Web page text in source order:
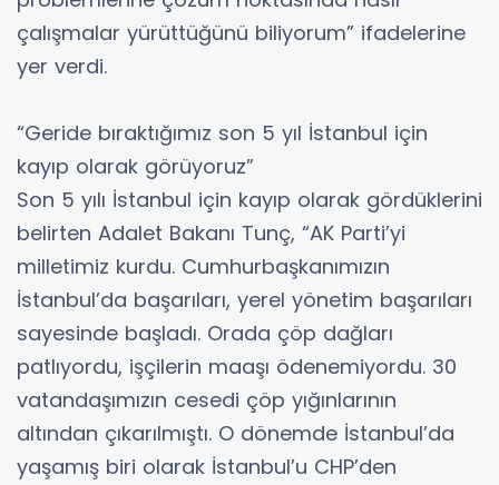
çalışmalar yürüttüğünü biliyorum” ifadelerine
yer verdi.
“Geride bıraktığımız son 5 yıl İstanbul için
kayıp olarak görüyoruz”
Son 5 yılı İstanbul için kayıp olarak gördüklerini
belirten Adalet Bakanı Tunç, “AK Parti’yi
milletimiz kurdu. Cumhurbaşkanımızın
İstanbul’da başarıları, yerel yönetim başarıları
sayesinde başladı. Orada çöp dağları
patlıyordu, işçilerin maaşı ödenemiyordu. 30
vatandaşımızın cesedi çöp yığınlarının
altından çıkarılmıştı. O dönemde İstanbul’da
yaşamış biri olarak İstanbul’u CHP’den